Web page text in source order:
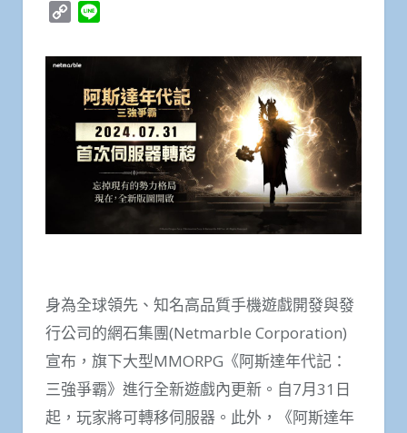
Copy
身為全球領先、知名高品質手機遊戲開發與發
行公司的網石集團(Netmarble Corporation)
宣布，旗下大型MMORPG《阿斯達年代記：
三強爭霸》進行全新遊戲內更新。自7月31日
起，玩家將可轉移伺服器。此外，《阿斯達年